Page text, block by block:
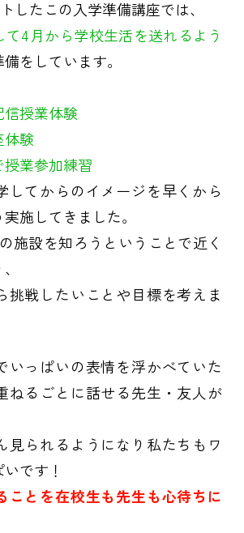
したこの入学準備講座では、
4月から学校生活を送れるよう
をしています。
信授業体験
体験
授業参加練習
してからのイメージを早くから
施してきました。
施設を知ろうということで近く
挑戦したいことや目標を考えま
いっぱいの表情を浮かべていた
ねるごとに話せる先生・友人が
見られるようになり私たちもワ
です！
ことを在校生も先生も心待ちに